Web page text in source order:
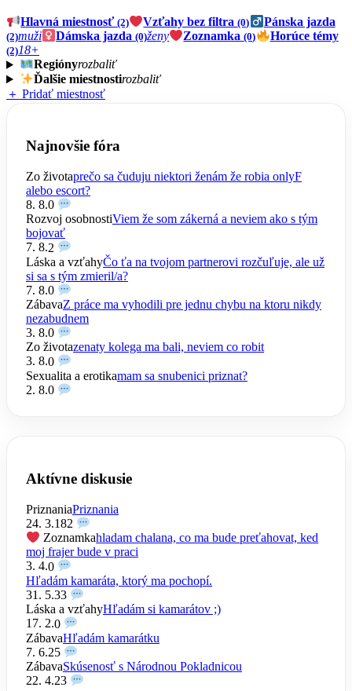
Hlavná miestnosť(2) Vzťahy bez filtra(0) Pánska jazda
(2)muži Dámska jazda(0)ženy Zoznamka(0) Horúce témy
(2)18+
Regiónyrozbaliť
Ďalšie miestnostirozbaliť
＋ Pridať miestnosť
Najnovšie fóra
Zo životaprečo sa čuduju niektori ženám že robia onlyF
alebo escort?
8. 8.0
Rozvoj osobnostiViem že som zákerná a neviem ako s tým
bojovať
7. 8.2
Láska a vzťahyČo ťa na tvojom partnerovi rozčuľuje, ale už
si sa s tým zmieril/a?
7. 8.0
ZábavaZ práce ma vyhodili pre jednu chybu na ktoru nikdy
nezabudnem
3. 8.0
Zo životazenaty kolega ma bali, neviem co robit
3. 8.0
Sexualita a erotikamam sa snubenici priznat?
2. 8.0
Aktívne diskusie
PriznaniaPriznania
24. 3.182
Zoznamkahladam chalana, co ma bude preťahovat, ked
moj frajer bude v praci
3. 4.0
Hľadám kamaráta, ktorý ma pochopí.
31. 5.33
Láska a vzťahyHľadám si kamarátov ;)
17. 2.0
ZábavaHľadám kamarátku
7. 6.25
ZábavaSkúsenosť s Národnou Pokladnicou
22. 4.23